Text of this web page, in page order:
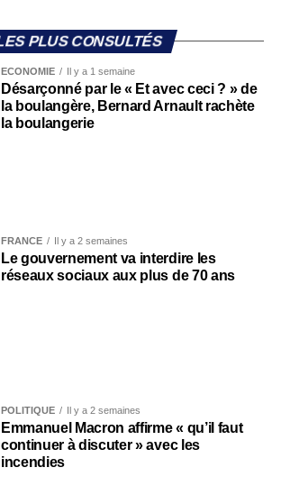
PLUS CONSULTÉS
ECONOMIE Il y a 1 semaine
Désarçonné par le « Et avec ceci ? » de
la boulangère, Bernard Arnault rachète
la boulangerie
FRANCE Il y a 2 semaines
Le gouvernement va interdire les
réseaux sociaux aux plus de 70 ans
POLITIQUE Il y a 2 semaines
Emmanuel Macron affirme « qu’il faut
continuer à discuter » avec les
incendies